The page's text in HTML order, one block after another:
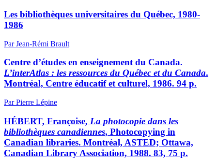
Les bibliothèques universitaires du Québec, 1980-
1986
Par Jean-Rémi Brault
Centre d’études en enseignement du Canada.
L’interAtlas : les ressources du Québec et du Canada.
Montréal, Centre éducatif et culturel, 1986. 94 p.
Par Pierre Lépine
HÉBERT, Françoise, La photocopie dans les
bibliothèques canadiennes, Photocopying in
Canadian libraries. Montréal, ASTED; Ottawa,
Canadian Library Association, 1988. 83, 75 p.